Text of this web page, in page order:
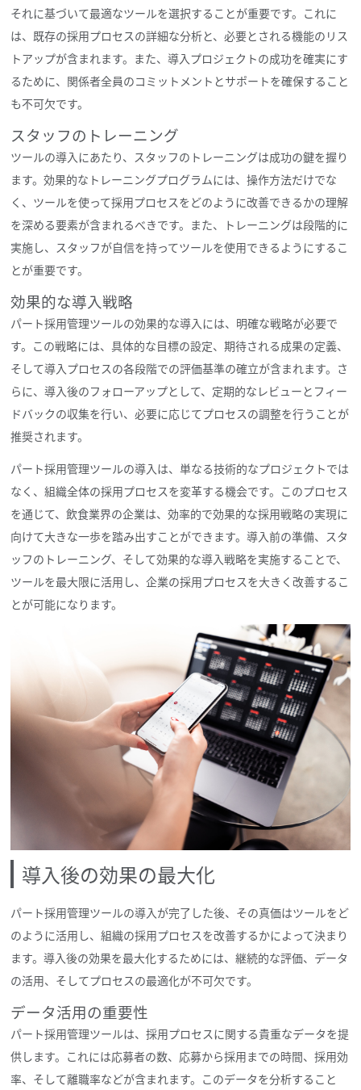
それに基づいて最適なツールを選択することが重要です。これに
は、既存の採用プロセスの詳細な分析と、必要とされる機能のリス
トアップが含まれます。また、導入プロジェクトの成功を確実にす
るために、関係者全員のコミットメントとサポートを確保すること
も不可欠です。
スタッフのトレーニング
ツールの導入にあたり、スタッフのトレーニングは成功の鍵を握り
ます。効果的なトレーニングプログラムには、操作方法だけでな
く、ツールを使って採用プロセスをどのように改善できるかの理解
を深める要素が含まれるべきです。また、トレーニングは段階的に
実施し、スタッフが自信を持ってツールを使用できるようにするこ
とが重要です。
効果的な導入戦略
パート採用管理ツールの効果的な導入には、明確な戦略が必要で
す。この戦略には、具体的な目標の設定、期待される成果の定義、
そして導入プロセスの各段階での評価基準の確立が含まれます。さ
らに、導入後のフォローアップとして、定期的なレビューとフィー
ドバックの収集を行い、必要に応じてプロセスの調整を行うことが
推奨されます。
パート採用管理ツールの導入は、単なる技術的なプロジェクトでは
なく、組織全体の採用プロセスを変革する機会です。このプロセス
を通じて、飲食業界の企業は、効率的で効果的な採用戦略の実現に
向けて大きな一歩を踏み出すことができます。導入前の準備、スタ
ッフのトレーニング、そして効果的な導入戦略を実施することで、
ツールを最大限に活用し、企業の採用プロセスを大きく改善するこ
とが可能になります。
導入後の効果の最大化
パート採用管理ツールの導入が完了した後、その真価はツールをど
のように活用し、組織の採用プロセスを改善するかによって決まり
ます。導入後の効果を最大化するためには、継続的な評価、データ
の活用、そしてプロセスの最適化が不可欠です。
データ活用の重要性
パート採用管理ツールは、採用プロセスに関する貴重なデータを提
供します。これには応募者の数、応募から採用までの時間、採用効
率、そして離職率などが含まれます。このデータを分析すること